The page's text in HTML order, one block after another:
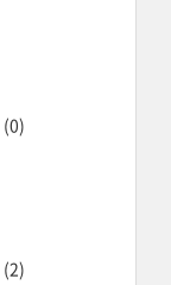
(0)
(2)